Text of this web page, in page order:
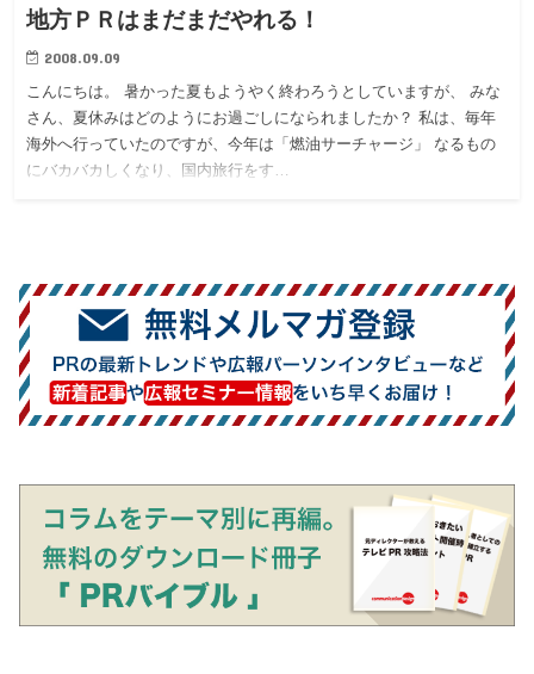
地方ＰＲはまだまだやれる！
2008.09.09
こんにちは。 暑かった夏もようやく終わろうとしていますが、 みな
さん、夏休みはどのようにお過ごしになられましたか？ 私は、毎年
海外へ行っていたのですが、今年は「燃油サーチャージ」 なるもの
にバカバカしくなり、国内旅行をす…